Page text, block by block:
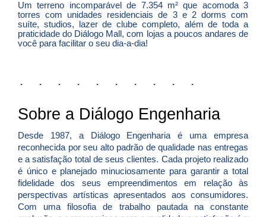
Um terreno incomparável de 7.354 m² que acomoda 3
torres com unidades residenciais de 3 e 2 dorms com
suíte, studios, lazer de clube completo, além de toda a
praticidade do Diálogo Mall, com lojas a poucos andares de
você para facilitar o seu dia-a-dia!
. . . . . . . . . .
Sobre a Diálogo Engenharia
Desde 1987, a Diálogo Engenharia é uma empresa
reconhecida por seu alto padrão de qualidade nas entregas
e a satisfação total de seus clientes. Cada projeto realizado
é único e planejado minuciosamente para garantir a total
fidelidade dos seus empreendimentos em relação às
perspectivas artísticas apresentados aos consumidores.
Com uma filosofia de trabalho pautada na constante